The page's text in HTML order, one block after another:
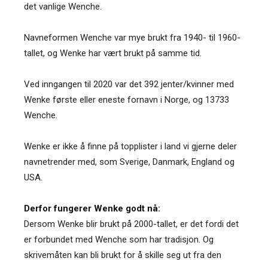
det vanlige Wenche.
Navneformen Wenche var mye brukt fra 1940- til 1960-
tallet, og Wenke har vært brukt på samme tid.
Ved inngangen til 2020 var det 392 jenter/kvinner med
Wenke første eller eneste fornavn i Norge, og 13733
Wenche.
Wenke er ikke å finne på topplister i land vi gjerne deler
navnetrender med, som Sverige, Danmark, England og
USA.
Derfor fungerer Wenke godt nå:
Dersom Wenke blir brukt på 2000-tallet, er det fordi det
er forbundet med Wenche som har tradisjon. Og
skrivemåten kan bli brukt for å skille seg ut fra den